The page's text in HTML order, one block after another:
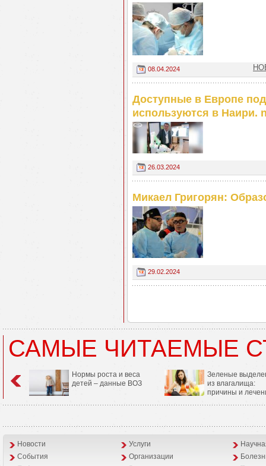
08.04.2024
Доступные в Европе
используются в Наири.
26.03.2024
Микаел Григорян:
29.02.2024
САМЫЕ ЧИТАЕМЫЕ
Нормы роста и веса
детей – данные ВОЗ
Зеленые
из влагалища:
причины и
Новости Услуги
События
Организации